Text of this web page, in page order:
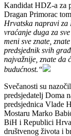
Kandidat HDZ-a za
Dragan Primorac
Hrvatska napravi
vraćanje duga za
meni sve znate,
predsjednik svih
najvažnije, znate da
budućnost.“
Svečanosti su
predsjedatelj Doma
predsjednica Vlade
Mostaru Marko
BiH i Republici
društvenog života i